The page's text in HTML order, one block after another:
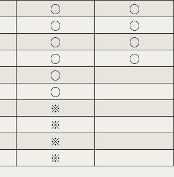
○ ○
○ ○
○ ○
○ ○
○
○
※
※
※
※